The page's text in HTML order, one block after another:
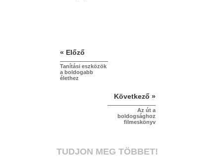
« Előző
Tanítási eszközök
a boldogabb
élethez
Következő »
Az út a
boldogsághoz
filmeskönyv
TUDJON MEG TÖBBET!